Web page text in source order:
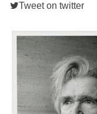
Tweet on twitter